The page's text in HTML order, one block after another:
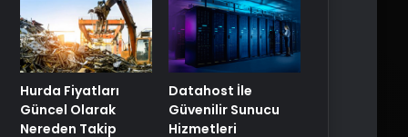
Hurda Fiyatları
Güncel Olarak
Nereden Takip
Datahost İle
Güvenilir Sunucu
Hizmetleri